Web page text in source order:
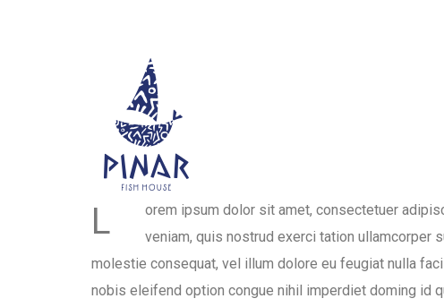
L
orem ipsum dolor sit amet, consectetuer
veniam, quis nostrud exerci tation ullamcorper
molestie consequat, vel illum dolore eu feugiat nulla
nobis eleifend option congue nihil imperdiet doming id